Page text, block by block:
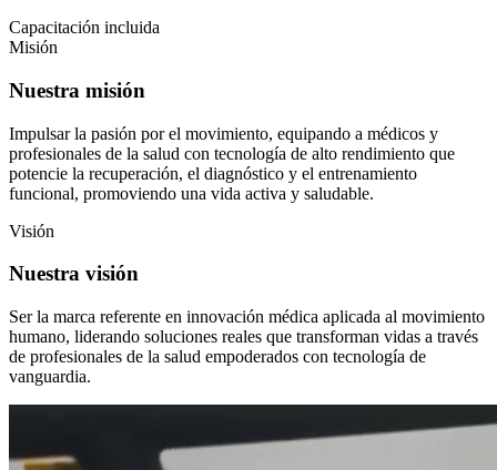
Capacitación incluida
Misión
Nuestra misión
Impulsar la pasión por el movimiento, equipando a médicos y
profesionales de la salud con tecnología de alto rendimiento que
potencie la recuperación, el diagnóstico y el entrenamiento
funcional, promoviendo una vida activa y saludable.
Visión
Nuestra visión
Ser la marca referente en innovación médica aplicada al movimiento
humano, liderando soluciones reales que transforman vidas a través
de profesionales de la salud empoderados con tecnología de
vanguardia.